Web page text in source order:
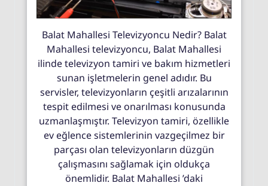
Balat Mahallesi Televizyoncu Nedir? Balat
Mahallesi televizyoncu, Balat Mahallesi
ilinde televizyon tamiri ve bakım hizmetleri
sunan işletmelerin genel adıdır. Bu
servisler, televizyonların çeşitli arızalarının
tespit edilmesi ve onarılması konusunda
uzmanlaşmıştır. Televizyon tamiri, özellikle
ev eğlence sistemlerinin vazgeçilmez bir
parçası olan televizyonların düzgün
çalışmasını sağlamak için oldukça
önemlidir. Balat Mahallesi ’daki